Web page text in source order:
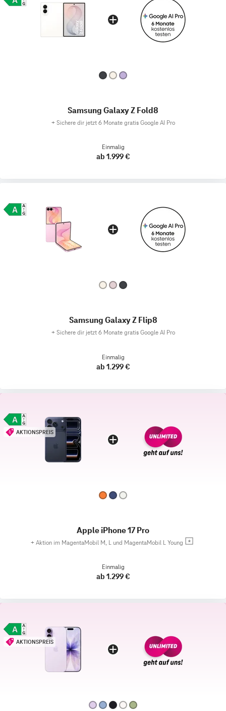
Samsung Galaxy Z Fold8
+ Sichere dir jetzt 6 Monate gratis Google AI Pro
Einmalig
ab 1.999 €
Samsung Galaxy Z Flip8
+ Sichere dir jetzt 6 Monate gratis Google AI Pro
Einmalig
ab 1.299 €
AKTIONSPREIS
Apple iPhone 17 Pro
+ Aktion im MagentaMobil M, L und MagentaMobil L Young
Einmalig
ab 1.299 €
AKTIONSPREIS